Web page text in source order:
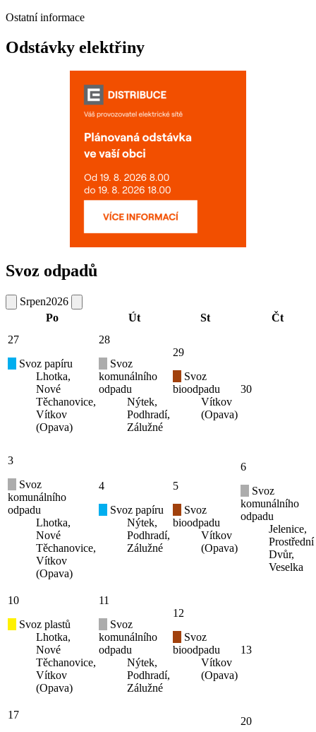
Ostatní informace
Odstávky elektřiny
Svoz odpadů
Srpen2026
Po
Út St
Čt
27
Svoz papíru
Lhotka,
Nové
Těchanovice,
Vítkov
(Opava)
28
Svoz
komunálního
odpadu
Nýtek,
Podhradí,
Zálužné
29
Svoz
bioodpadu
Vítkov
(Opava)
30
3
Svoz
komunálního
odpadu
Lhotka,
Nové
Těchanovice,
Vítkov
(Opava)
4
Svoz papíru
Nýtek,
Podhradí,
Zálužné
5
Svoz
bioodpadu
Vítkov
(Opava)
6
Svoz
komunálního
odpadu
Jelenice,
Prostřední
Dvůr,
Veselka
10
Svoz plastů
Lhotka,
Nové
Těchanovice,
Vítkov
(Opava)
11
Svoz
komunálního
odpadu
Nýtek,
Podhradí,
Zálužné
12
Svoz
bioodpadu
Vítkov
(Opava)
13
17
20